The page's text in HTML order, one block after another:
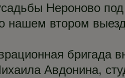
Нероново
нашем втором
бригада
Авдонина,